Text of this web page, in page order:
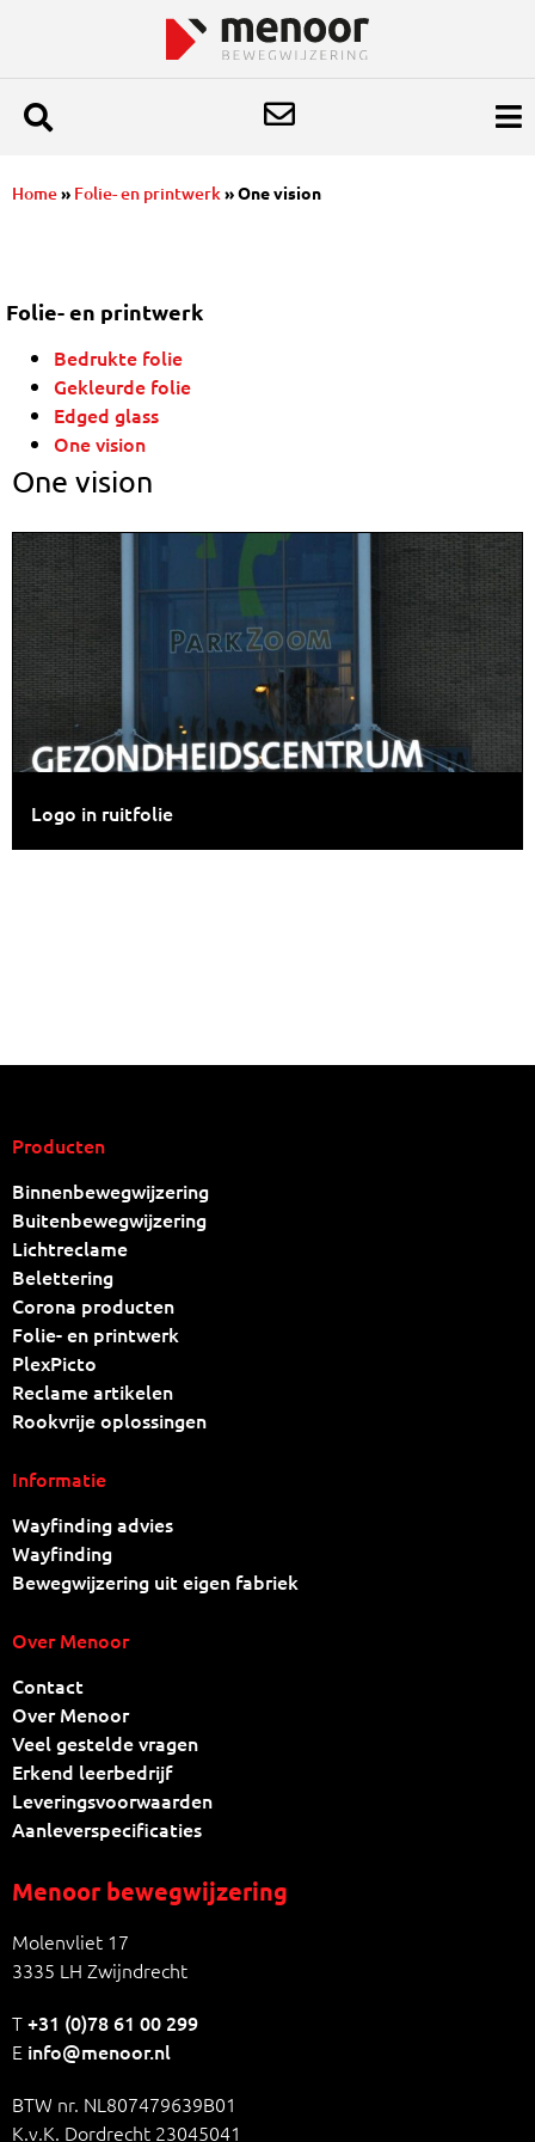
Home» Folie- en printwerk »One vision
Folie- en printwerk
Bedrukte folie
Gekleurde folie
Edged glass
One vision
One vision
Logo in ruitfolie
Producten
Binnenbewegwijzering
Buitenbewegwijzering
Lichtreclame
Belettering
Corona producten
Folie- en printwerk
PlexPicto
Reclame artikelen
Rookvrije oplossingen
Informatie
Wayfinding advies
Wayfinding
Bewegwijzering uit eigen fabriek
Over Menoor
Contact
Over Menoor
Veel gestelde vragen
Erkend leerbedrijf
Leveringsvoorwaarden
Aanleverspecificaties
Menoor bewegwijzering
Molenvliet 17
3335 LH Zwijndrecht
T+31 (0)78 61 00 299
E info@menoor.nl
BTW nr. NL807479639B01
K.v.K. Dordrecht 23045041